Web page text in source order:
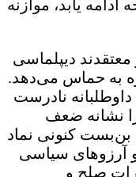
یابد، موازنه
دیپلماسی
به حماس می‌دهد.
نادرست
نشانه ضعف
بن‌بست کنونی نماد
آرزوهای سیاسی
صلح و